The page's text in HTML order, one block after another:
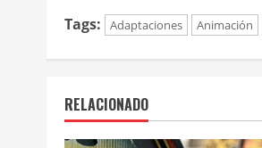
Tags: Adaptaciones Animación
RELACIONADO